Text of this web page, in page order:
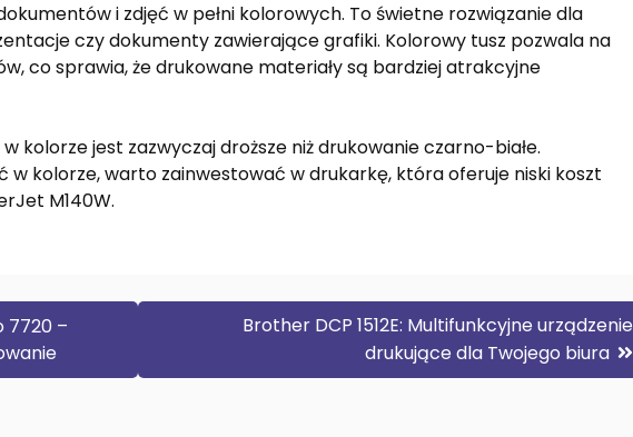
i zdjęć w pełni kolorowych. To świetne rozwiązanie dla
czy dokumenty zawierające grafiki. Kolorowy tusz pozwala na
co sprawia, że drukowane materiały są bardziej atrakcyjne
kolorze jest zazwyczaj droższe niż drukowanie czarno-białe.
w kolorze, warto zainwestować w drukarkę, która oferuje niski koszt
M140W.
7720 –
Brother DCP 1512E: Multifunkcyjne urządzenie
drukujące dla Twojego biura